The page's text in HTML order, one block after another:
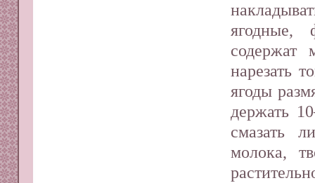
ягодные,
содержат
нарезать
ягоды
держать
смазать
молока,